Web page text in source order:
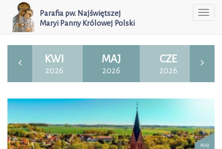
Parafia pw. Najświętszej
Maryi Panny Królowej Polski
KWI
2026
MAJ
2026
CZE
2026
MAJ